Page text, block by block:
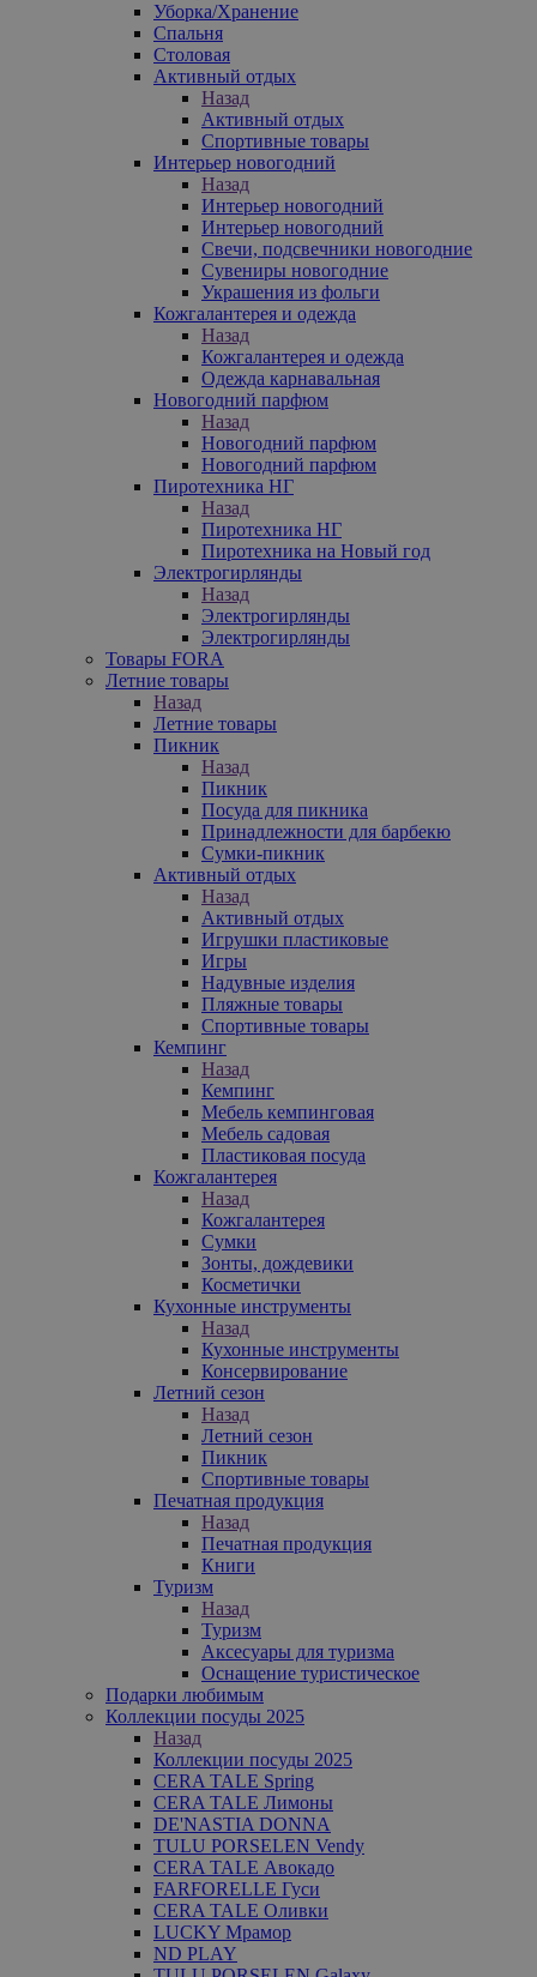
Уборка/Хранение
Спальня
Столовая
Активный отдых
Назад
Активный отдых
Спортивные товары
Интерьер новогодний
Назад
Интерьер новогодний
Интерьер новогодний
Свечи, подсвечники новогодние
Сувениры новогодние
Украшения из фольги
Кожгалантерея и одежда
Назад
Кожгалантерея и одежда
Одежда карнавальная
Новогодний парфюм
Назад
Новогодний парфюм
Новогодний парфюм
Пиротехника НГ
Назад
Пиротехника НГ
Пиротехника на Новый год
Электрогирлянды
Назад
Электрогирлянды
Электрогирлянды
Товары FORA
Летние товары
Назад
Летние товары
Пикник
Назад
Пикник
Посуда для пикника
Принадлежности для барбекю
Сумки-пикник
Активный отдых
Назад
Активный отдых
Игрушки пластиковые
Игры
Надувные изделия
Пляжные товары
Спортивные товары
Кемпинг
Назад
Кемпинг
Мебель кемпинговая
Мебель садовая
Пластиковая посуда
Кожгалантерея
Назад
Кожгалантерея
Сумки
Зонты, дождевики
Косметички
Кухонные инструменты
Назад
Кухонные инструменты
Консервирование
Летний сезон
Назад
Летний сезон
Пикник
Спортивные товары
Печатная продукция
Назад
Печатная продукция
Книги
Туризм
Назад
Туризм
Аксесуары для туризма
Оснащение туристическое
Подарки любимым
Коллекции посуды 2025
Назад
Коллекции посуды 2025
CERA TALE Spring
CERA TALE Лимоны
DE'NASTIA DONNA
TULU PORSELEN Vendy
CERA TALE Авокадо
FARFORELLE Гуси
CERA TALE Оливки
LUCKY Мрамор
ND PLAY